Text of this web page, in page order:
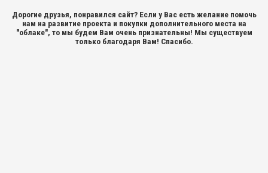
Дорогие друзья, понравился сайт? Если у Вас есть желание помочь
нам на развитие проекта и покупки дополнительного места на
"облаке", то мы будем Вам очень признательны! Мы существуем
только благодаря Вам! Спасибо.